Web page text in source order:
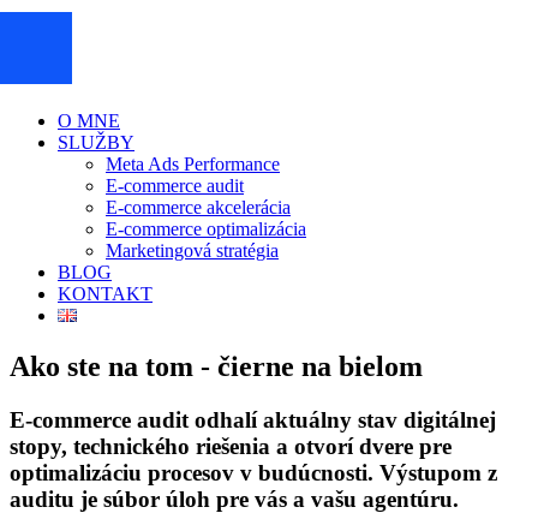
O MNE
SLUŽBY
Meta Ads Performance
E-commerce audit
E-commerce akcelerácia
E-commerce optimalizácia
Marketingová stratégia
BLOG
KONTAKT
Ako ste na tom - čierne na bielom
E-commerce audit odhalí aktuálny stav digitálnej
stopy, technického riešenia a otvorí dvere pre
optimalizáciu procesov v budúcnosti. Výstupom z
auditu je súbor úloh pre vás a vašu agentúru.
Súhlasím sospracovaním osobných údajov